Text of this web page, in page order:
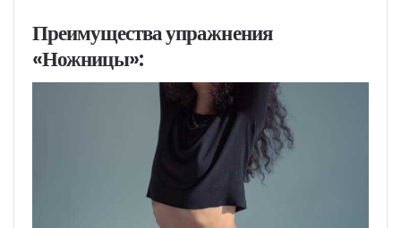
Преимущества упражнения
«Ножницы»: